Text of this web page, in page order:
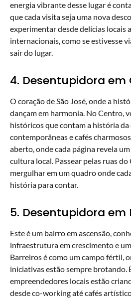
energia vibrante desse lugar é
que cada visita seja uma nova
experimentar desde delícias locais
internacionais, como se estivesse
sair do lugar.
4. Desentupidora em
O coração de São José, onde a
dançam em harmonia. No Centro,
históricos que contam a história da
contemporâneas e cafés
aberto, onde cada página revela
cultura local. Passear pelas ruas
mergulhar em um quadro onde
história para contar.
5. Desentupidora em
Este é um bairro em ascensão,
infraestrutura em crescimento e
Barreiros é como um campo fértil,
iniciativas estão sempre brotando.
empreendedores locais estão
desde co-working até cafés